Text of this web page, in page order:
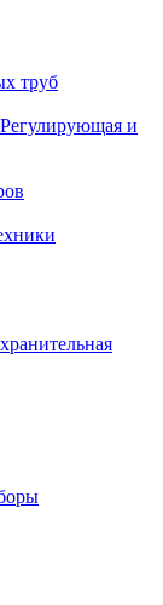
труб
Регулирующая и